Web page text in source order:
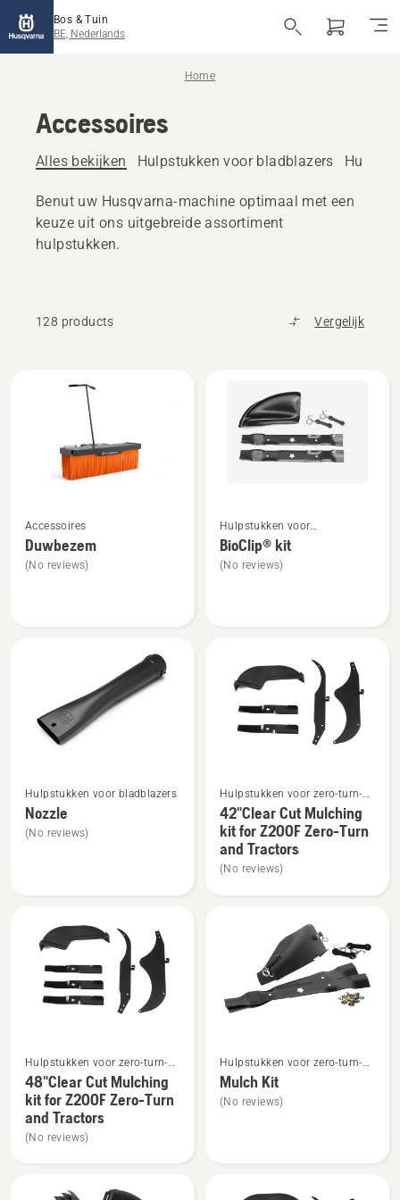
Bos & Tuin
BE, Nederlands
Home
Accessoires
Alles bekijken Hulpstukken voor bladblazers
Benut uw Husqvarna-machine optimaal met een
keuze uit ons uitgebreide assortiment
hulpstukken.
128 products Vergelijk
producten
meer
details
over
Accessoires
Duwbezem
(No reviews)
meer
details
over
Hulpstukken voor
tuintractoren
BioClip® kit
(No reviews)
meer
details
over
Hulpstukken voor bladblazers
Nozzle
(No reviews)
meer
details
over
42"Clear
Turn
Tractors
Hulpstukken voor zero-turn-
maaiers
42"Clear Cut Mulching
kit for Z200F Zero-Turn
and Tractors
(No reviews)
meer
details
over
48"Clear
Hulpstukken voor zero-turn-
maaiers
48"Clear Cut Mulching
kit for Z200F Zero-Turn
and Tractors
(No reviews)
meer
details
over
Hulpstukken voor zero-turn-
maaiers
Mulch Kit
(No reviews)